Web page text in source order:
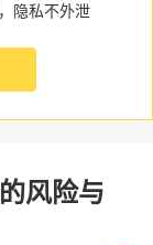
隐私不外泄
风险与